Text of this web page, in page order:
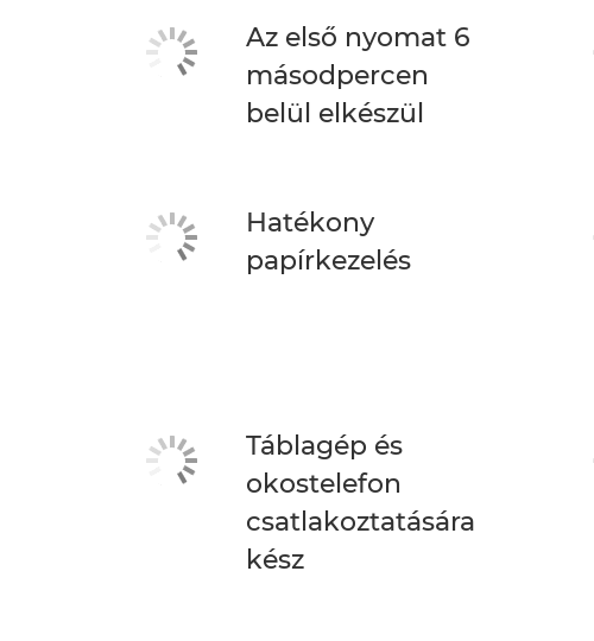
Az első nyomat 6
másodpercen
belül elkészül
Hatékony
papírkezelés
Táblagép és
okostelefon
csatlakoztatására
kész